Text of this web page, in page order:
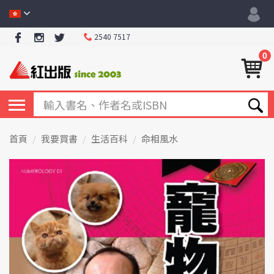
2540 7517
0
首頁 我要買書 生活百科 命相風水